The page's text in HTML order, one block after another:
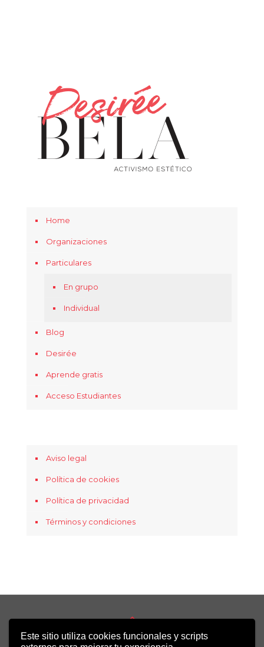
Este sitio utiliza cookies funcionales y scripts
Home
Organizaciones
Particulares
En grupo
Individual
Blog
Desirée
Aprende gratis
Acceso Estudiantes
Aviso legal
Política de cookies
Política de privacidad
Términos y condiciones